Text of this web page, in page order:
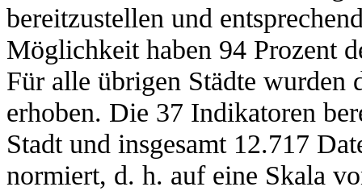
bereitzustellen und
Möglichkeit haben 94 Prozent
Für alle übrigen Städte wurden
erhoben. Die 37 Indikatoren
Stadt und insgesamt 12.717
normiert, d. h. auf eine Skala